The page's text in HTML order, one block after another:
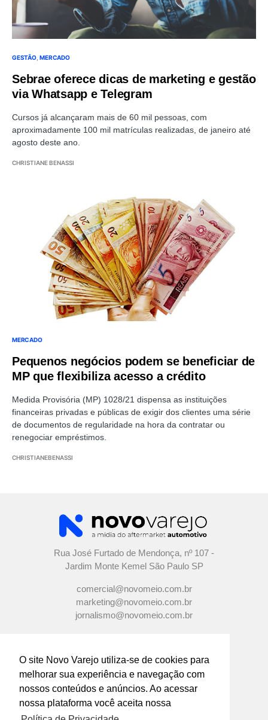
O site Novo Varejo utiliza-se de cookies para
melhorar sua experiência e navegação com
nossos conteúdos e anúncios. Ao acessar
nossa plataforma você aceita nossa
GESTÃO MERCADO
Sebrae oferece dicas de marketing e gestão
via Whatsapp e Telegram
Cursos já alcançaram mais de 60 mil pessoas, com
aproximadamente 100 mil matrículas realizadas, de janeiro até
agosto deste ano.
CHRISTIANE BENASSI
MERCADO
Pequenos negócios podem se beneficiar de
MP que flexibiliza acesso a crédito
Medida Provisória (MP) 1028/21 dispensa as instituições
financeiras privadas e públicas de exigir dos clientes uma série
de documentos de regularidade na hora da contratar ou
renegociar empréstimos.
CHRISTIANEBENASSI
Rua José Furtado de Mendonça, nº 107 -
Jardim Monte Kemel São Paulo SP
comercial@novomeio.com.br
marketing@novomeio.com.br
jornalismo@novomeio.com.br
CONFIRA AS NOSSAS REDES
SOCIAIS